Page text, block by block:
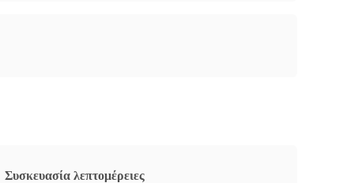
Συσκευασία λεπτομέρειες